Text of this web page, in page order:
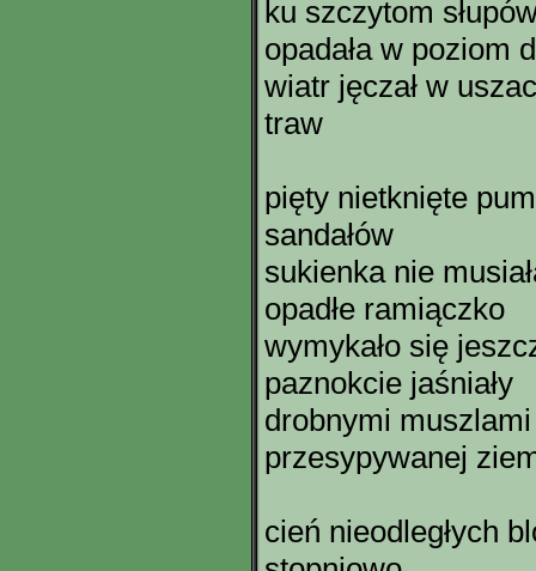
ku szczytom
opadała w poziom
wiatr jęczał w
traw
pięty nietknięte
sandałów
sukienka nie
opadłe ramiączko
wymykało się
paznokcie jaśniały
drobnymi
przesypywanej
cień nieodległych